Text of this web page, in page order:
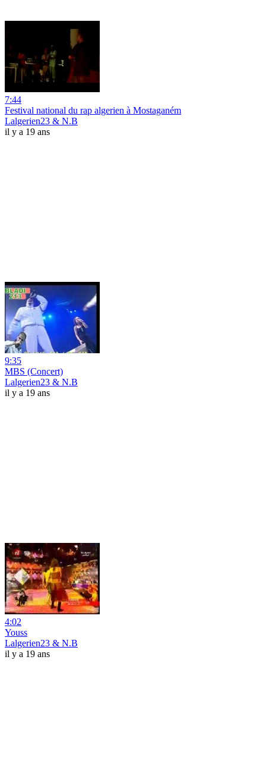
7:44
Festival national du rap algerien à Mostaganém
Lalgerien23 & N.B
il y a 19 ans
9:35
MBS (Concert)
Lalgerien23 & N.B
il y a 19 ans
4:02
Youss
Lalgerien23 & N.B
il y a 19 ans